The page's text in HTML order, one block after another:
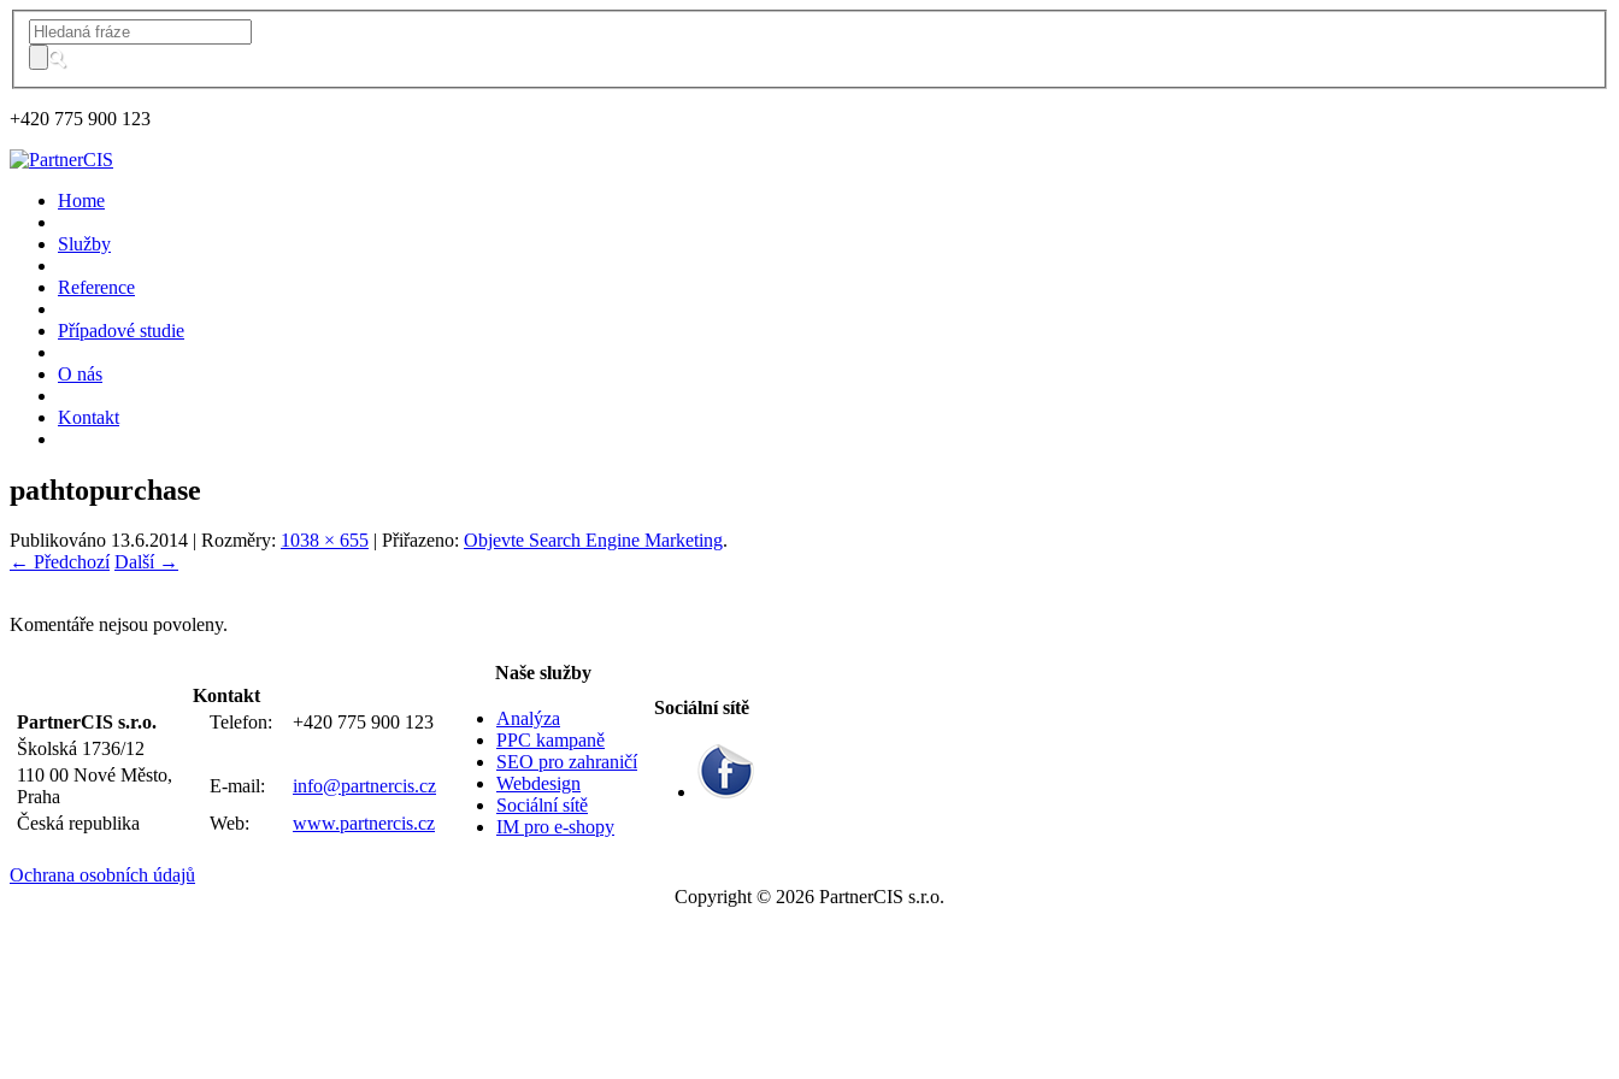
+420 775 900 123
Home
Služby
Reference
Případové studie
O nás
Kontakt
pathtopurchase
Publikováno 13.6.2014 | Rozměry: 1038 × 655 | Přiřazeno: Objevte Search Engine Marketing.
← Předchozí Další →
Komentáře nejsou povoleny.
Kontakt
PartnerCIS s.r.o.
Telefon:
+420 775 900 123
Školská 1736/12
110 00 Nové Město,
Praha
E-mail:
info@partnercis.cz
Česká republika
Web: www.partnercis.cz
Naše služby
Analýza
PPC kampaně
SEO pro zahraničí
Webdesign
Sociální sítě
IM pro e-shopy
Sociální sítě
Ochrana osobních údajů
Copyright © 2026 PartnerCIS s.r.o.